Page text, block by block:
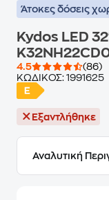
Άτοκες δόσεις
Kydos LED
4.5
(86)
ΚΩΔΙΚΟΣ: 1991625
Εξαντλήθηκε
Αναλυτική